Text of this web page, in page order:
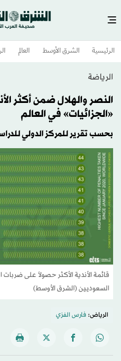
الرئيسية الشرق الأوسط​ العالم
الرياضة
النصر والهلال ضمن أكثر
«الجزائيات» في العالم
بحسب تقرير للمركز الدولي
قائمة الأندية الأكثر حصولاً على
السعوديين (الشرق الأوسط)
الرياض: فارس الفزي